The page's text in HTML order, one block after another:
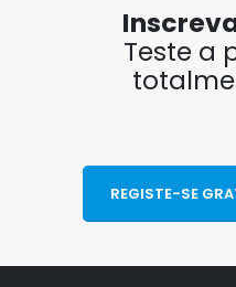
Teste a
REGISTE-SE